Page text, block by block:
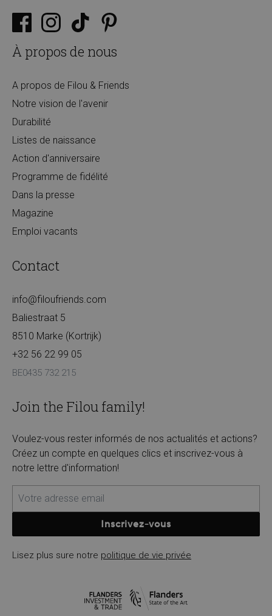
À propos de nous
A propos de Filou & Friends
Notre vision de l'avenir
Durabilité
Listes de naissance
Action d'anniversaire
Programme de fidélité
Dans la presse
Magazine
Emploi vacants
Contact
info@filoufriends.com
Baliestraat 5
8510 Marke (Kortrijk)
+32 56 22 99 05
BE0435 732 215
Join the Filou family!
Voulez-vous rester informés de nos actualités et actions?
Créez un compte en quelques clics et inscrivez-vous à
notre lettre d'information!
Inscrivez-vous
Lisez plus sure notre politique de vie privée